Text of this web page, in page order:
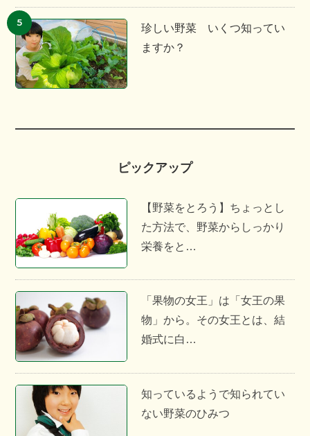
珍しい野菜 いくつ知ってい
ますか？
ピックアップ
【野菜をとろう】ちょっとし
た方法で、野菜からしっかり
栄養をと…
「果物の女王」は「女王の果
物」から。その女王とは、結
婚式に白…
知っているようで知られてい
ない野菜のひみつ